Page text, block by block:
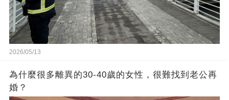
2026/05/13
為什麼很多離異的30-40歲的女性，很難找到老公再
婚？